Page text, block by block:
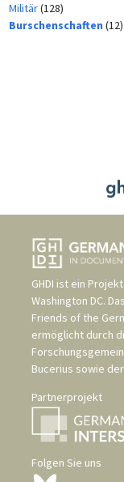
Militär(128)
Burschenschaften (12)
GHDI ist ein
Washington DC.
Friends of the
ermöglicht durch
Bucerius sowie der
Partnerprojekt
Folgen Sie uns